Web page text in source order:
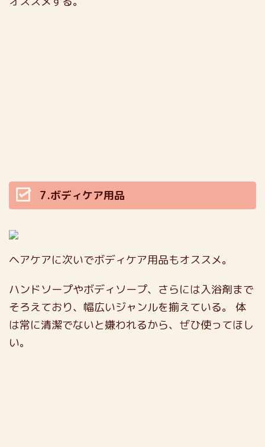
7.ボディケア用品
ヘアケアに次いでボディケア用品もオススメ。
ハンドソープやボディソープ、さらには入浴剤まで
そろえており、幅広いジャンルを揃えている。
体
は常に清潔でないと嫌われるから、ぜひ使ってほし
い。